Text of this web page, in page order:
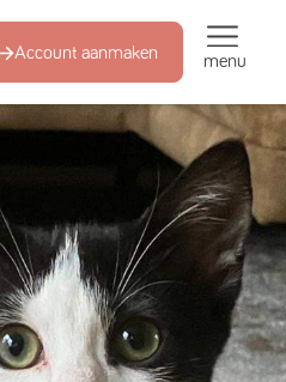
Account aanmaken menu